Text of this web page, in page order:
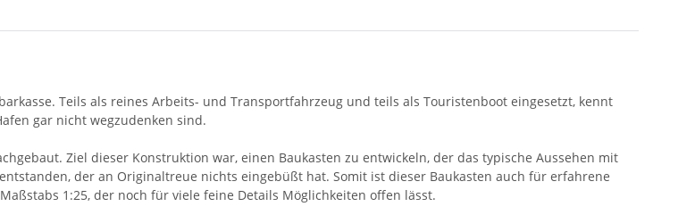
Teils als reines Arbeits- und Transportfahrzeug und teils als Touristenboot eingesetzt, kennt
gar nicht wegzudenken sind.
Ziel dieser Konstruktion war, einen Baukasten zu entwickeln, der das typische Aussehen mit
der an Originaltreue nichts eingebüßt hat. Somit ist dieser Baukasten auch für erfahrene
1:25, der noch für viele feine Details Möglichkeiten offen lässt.